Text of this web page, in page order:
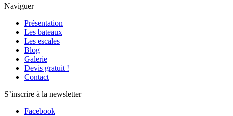
Naviguer
Présentation
Les bateaux
Les escales
Blog
Galerie
Devis gratuit !
Contact
S’inscrire à la newsletter
Facebook